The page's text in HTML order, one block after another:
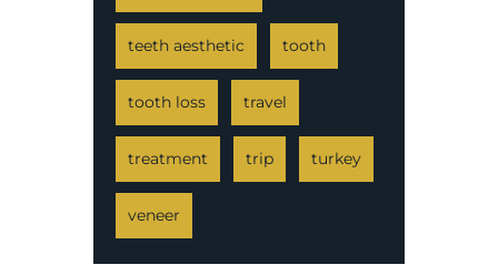
teeth aesthetic tooth
tooth loss travel
treatment trip turkey
veneer